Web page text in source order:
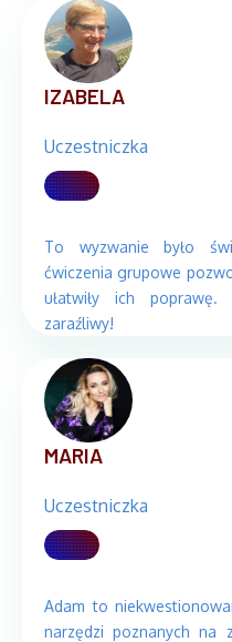
IZABELA
Uczestniczka
To wyzwanie było
ćwiczenia grupowe
ułatwiły ich
zaraźliwy!
MARIA
Uczestniczka
Adam to
narzędzi poznanych na